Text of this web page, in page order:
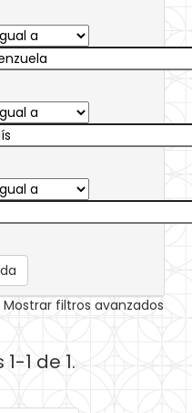
Mostrar filtros avanzados
1 de 1.